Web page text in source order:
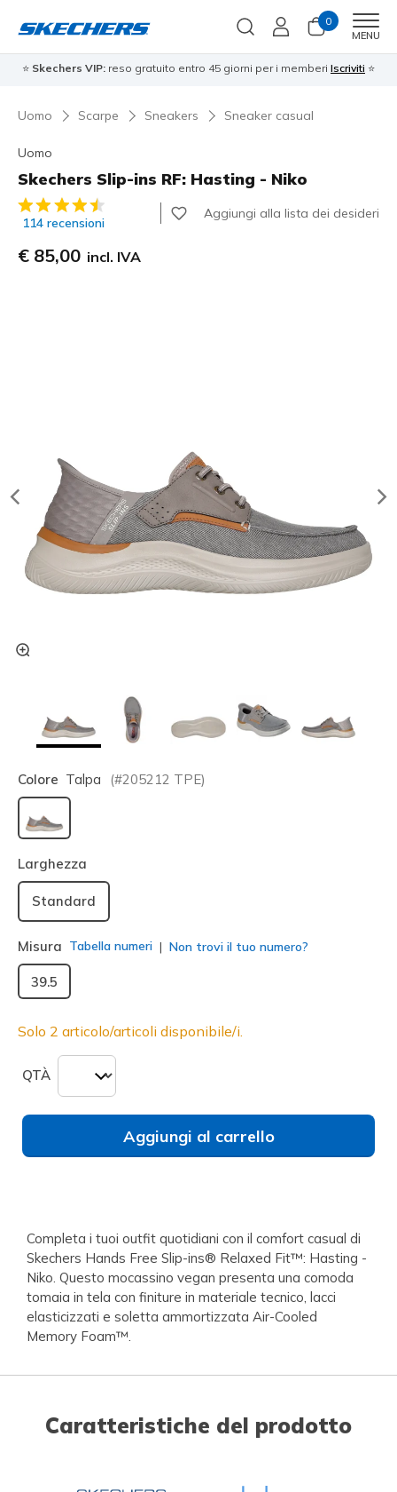
0
MENU
⭐ Skechers VIP: reso gratuito entro 45 giorni per i memberi Iscriviti ⭐
Uomo Scarpe Sneakers Sneaker casual
Uomo
Skechers Slip-ins RF: Hasting - Niko
Valutazione cliente 5 su 5
114 recensioni
Aggiungi alla lista dei desideri
€ 85,00 incl. IVA
Colore Talpa (#205212 TPE)
selezionato
Larghezza
Standard
Misura Tabella numeri Non trovi il tuo numero?
39.5
Solo 2 articolo/articoli disponibile/i.
QTÀ
Aggiungi al carrello
Completa i tuoi outfit quotidiani con il comfort casual di
Skechers Hands Free Slip-ins® Relaxed Fit™: Hasting -
Niko. Questo mocassino vegan presenta una comoda
tomaia in tela con finiture in materiale tecnico, lacci
elasticizzati e soletta ammortizzata Air-Cooled
Memory Foam™.
Caratteristiche del prodotto